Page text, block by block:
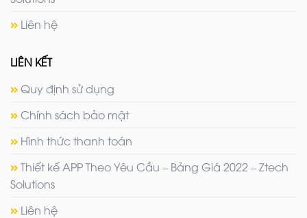
Liên hệ
LIÊN KẾT
Quy định sử dụng
Chính sách bảo mật
Hình thức thanh toán
Thiết kế APP Theo Yêu Cầu – Bảng Giá 2022 – Ztech
Solutions
Liên hệ